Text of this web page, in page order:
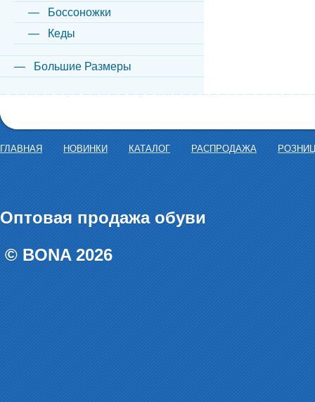
Боссоножки
Кеды
Большие Размеры
ГЛАВНАЯ НОВИНКИ КАТАЛОГ РАСПРОДАЖА
Оптовая продажа обуви
© BONA 2026